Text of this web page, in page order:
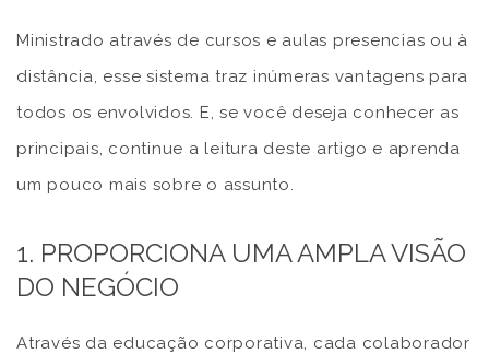
Ministrado através de cursos e aulas presencias ou à
distância, esse sistema traz inúmeras vantagens para
todos os envolvidos. E, se você deseja conhecer as
principais, continue a leitura deste artigo e aprenda
um pouco mais sobre o assunto.
1. PROPORCIONA UMA AMPLA VISÃO
DO NEGÓCIO
Através da educação corporativa, cada colaborador